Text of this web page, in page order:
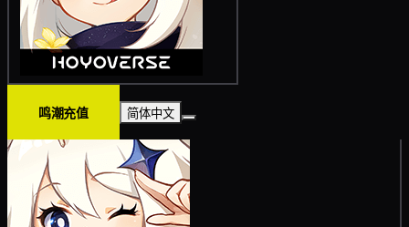
鸣潮充值 简体中文